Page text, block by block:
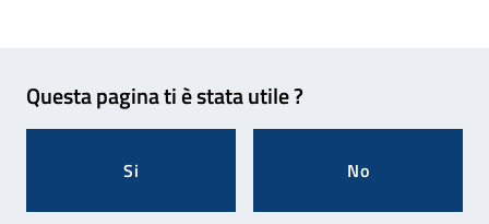
Questa pagina ti è stata utile ?
Si No